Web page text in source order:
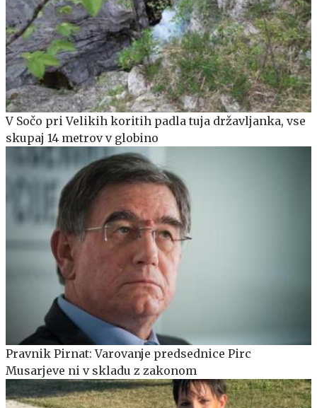
V Sočo pri Velikih koritih padla tuja državljanka, vse
skupaj 14 metrov v globino
Pravnik Pirnat: Varovanje predsednice Pirc
Musarjeve ni v skladu z zakonom